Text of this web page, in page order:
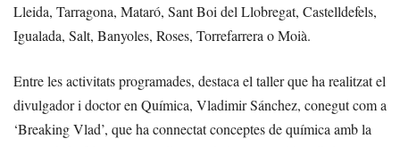
Lleida, Tarragona, Mataró, Sant Boi del Llobregat, Castelldefels,
Igualada, Salt, Banyoles, Roses, Torrefarrera o Moià.
Entre les activitats programades, destaca el taller que ha realitzat el
divulgador i doctor en Química, Vladimir Sánchez, conegut com a
‘Breaking Vlad’, que ha connectat conceptes de química amb la